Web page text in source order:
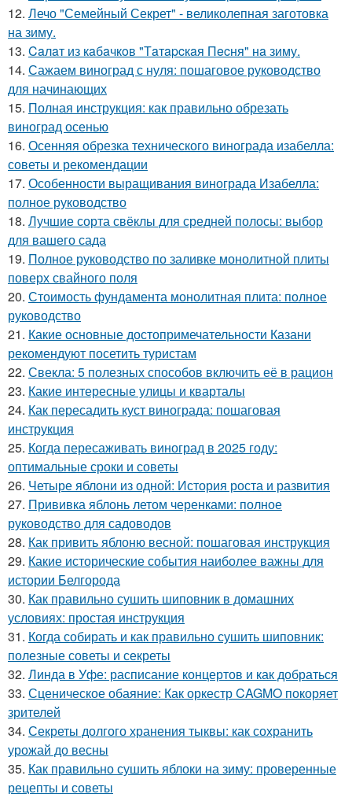
12. Лечо "Семейный Секрет" - великолепная заготовка
на зиму.
13. Caлaт из кaбaчкoв "Тaтapcкaя Пecня" нa зиму.
14. Сажаем виноград с нуля: пошаговое руководство
для начинающих
15. Полная инструкция: как правильно обрезать
виноград осенью
16. Осенняя обрезка технического винограда изабелла:
советы и рекомендации
17. Особенности выращивания винограда Изабелла:
полное руководство
18. Лучшие сорта свёклы для средней полосы: выбор
для вашего сада
19. Полное руководство по заливке монолитной плиты
поверх свайного поля
20. Стоимость фундамента монолитная плита: полное
руководство
21. Какие основные достопримечательности Казани
рекомендуют посетить туристам
22. Свекла: 5 полезных способов включить её в рацион
23. Какие интересные улицы и кварталы
24. Как пересадить куст винограда: пошаговая
инструкция
25. Когда пересаживать виноград в 2025 году:
оптимальные сроки и советы
26. Четыре яблони из одной: История роста и развития
27. Прививка яблонь летом черенками: полное
руководство для садоводов
28. Как привить яблоню весной: пошаговая инструкция
29. Какие исторические события наиболее важны для
истории Белгорода
30. Как правильно сушить шиповник в домашних
условиях: простая инструкция
31. Когда собирать и как правильно сушить шиповник:
полезные советы и секреты
32. Линда в Уфе: расписание концертов и как добраться
33. Сценическое обаяние: Как оркестр CAGMO покоряет
зрителей
34. Секреты долгого хранения тыквы: как сохранить
урожай до весны
35. Как правильно сушить яблоки на зиму: проверенные
рецепты и советы